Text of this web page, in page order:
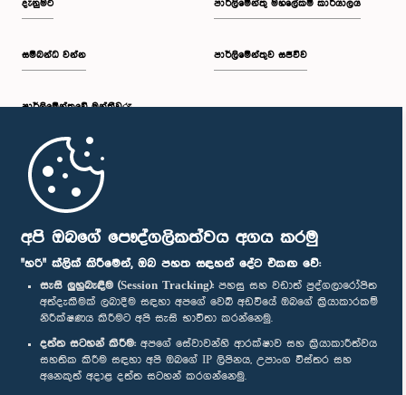
අපි ඔබගේ පෞද්ගලිකත්වය අගය කරමු
"හරි" ක්ලික් කිරීමෙන්, ඔබ පහත සඳහන් දේට එකඟ වේ:
සැසි ලුහුබැඳීම (Session Tracking): පහසු සහ වඩාත් පුද්ගලාරෝපිත
අත්දැකීමක් ලබාදීම සඳහා අපගේ වෙබ් අඩවියේ ඔබගේ ක්‍රියාකාරකම්
නිරීක්ෂණය කිරීමට අපි සැසි භාවිතා කරන්නෙමු.
දත්ත සටහන් කිරීම: අපගේ සේවාවන්හි ආරක්ෂාව සහ ක්‍රියාකාරීත්වය
සහතික කිරීම සඳහා අපි ඔබගේ IP ලිපිනය, උපාංග විස්තර සහ
අනෙකුත් අදාළ දත්ත සටහන් කරගන්නෙමු.
දැනුමට
සම්බන්ධ වන්න
පාර්ලි‌මේන්තුවේ මන්ත්‍රීවරු
මුල් පිටුව
පාර්ලිමේන්තු මහලේකම් කාර්යාලය
පාර්ලිමේන්තුව සජීවීව
පාර්ලිමේන්තු ජංගම යෙදුම
අප හා සම්බන්ධ වී සිටින්න :